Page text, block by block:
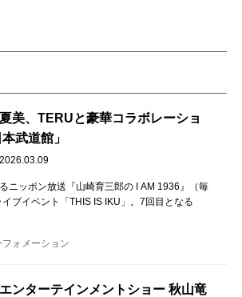
美、TERUと豪華コラボレーショ
武道館」
2026.03.09
ニッポン放送『山崎育三郎の I AM 1936』（毎
ブイベント「THIS IS IKU」。7回目となる
ォメーション
ンターテインメントショー 秋山竜